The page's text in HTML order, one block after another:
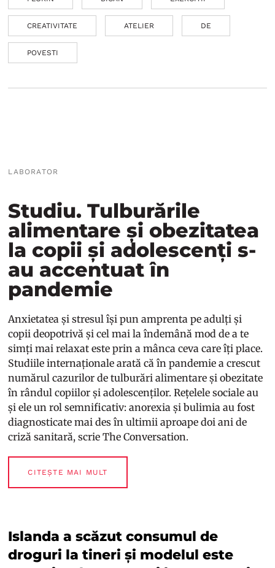
CREATIVITATE ATELIER DE
POVESTI
LABORATOR
Studiu. Tulburările
alimentare și obezitatea
la copii și adolescenți s-
au accentuat în
pandemie
Anxietatea și stresul își pun amprenta pe adulți și
copii deopotrivă și cel mai la îndemână mod de a te
simți mai relaxat este prin a mânca ceva care îți place.
Studiile internaționale arată că în pandemie a crescut
numărul cazurilor de tulburări alimentare și obezitate
în rândul copiilor și adolescenților. Rețelele sociale au
și ele un rol semnificativ: anorexia și bulimia au fost
diagnosticate mai des în ultimii aproape doi ani de
criză sanitară, scrie The Conversation.
CITEȘTE MAI MULT
Islanda a scăzut consumul de
droguri la tineri și modelul este